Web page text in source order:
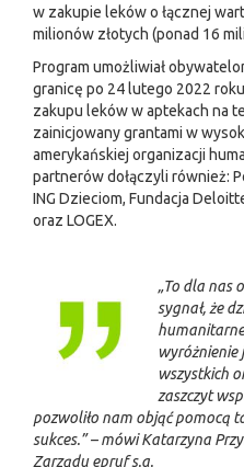
w zakupie leków o łącznej
milionów złotych (ponad 16
Program umożliwiał
granicę po 24 lutego 2022
zakupu leków w aptekach na
zainicjowany grantami w
amerykańskiej organizacji
partnerów dołączyli również:
ING Dzieciom, Fundacja
oraz LOGEX.
„To dla nas
sygnał, że
wyróżnienie
wszystkich
zaszczyt
pozwoliło nam objąć pomocą
sukces.” – mówi Katarzyna
Zarządu epruf s.a.